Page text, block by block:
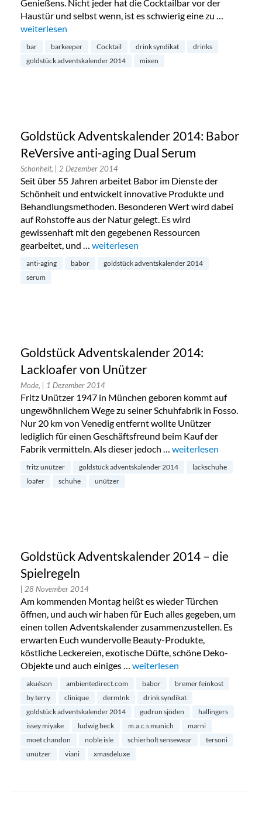
Genießens. Nicht jeder hat die Cocktailbar vor der
Haustür und selbst wenn, ist es schwierig eine zu …
„Goldstück Adventskalender 2014: Cocktail-Box von Drink
weiterlesen
bar barkeeper Cocktail drink syndikat
drinks
goldstück adventskalender 2014
mixen
Goldstück Adventskalender 2014: Babor
ReVersive anti-aging Dual Serum
Schönheit, | 2 Dezember 2014
Seit über 55 Jahren arbeitet Babor im Dienste der
Schönheit und entwickelt innovative Produkte und
Behandlungsmethoden. Besonderen Wert wird dabei
auf Rohstoffe aus der Natur gelegt. Es wird
gewissenhaft mit den gegebenen Ressourcen
gearbeitet, und … „Goldstück Adventskalender 2014: Babor
weiterlesen
anti-aging babor
goldstück adventskalender 2014
serum
Goldstück Adventskalender 2014:
Lackloafer von Unützer
Mode, | 1 Dezember 2014
Fritz Unützer 1947 in München geboren kommt auf
ungewöhnlichem Wege zu seiner Schuhfabrik in Fosso.
Nur 20 km von Venedig entfernt wollte Unützer
lediglich für einen Geschäftsfreund beim Kauf der
Fabrik vermitteln. Als dieser jedoch … „Goldstück
weiterlesen
fritz unützer goldstück adventskalender 2014
lackschuhe
loafer
schuhe unützer
Goldstück Adventskalender 2014 – die
Spielregeln
| 28 November 2014
Am kommenden Montag heißt es wieder Türchen
öffnen, und auch wir haben für Euch alles gegeben, um
einen tollen Adventskalender zusammenzustellen. Es
erwarten Euch wundervolle Beauty-Produkte,
köstliche Leckereien, exotische Düfte, schöne Deko-
Objekte und auch einiges … „Goldstück Adventskalender
weiterlesen
akuéson ambientedirect.com babor
bremer feinkost
by terry
clinique dermInk
drink syndikat
goldstück adventskalender 2014
gudrun sjöden
hallingers
issey miyake
ludwig beck m.a.c.s munich
marni
moet chandon
noble isle schierholt sensewear
tersoni
unützer
viani xmasdeluxe